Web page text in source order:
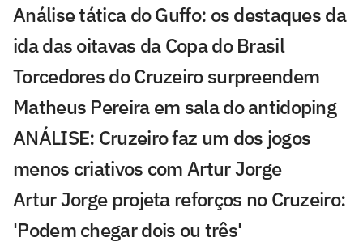
Análise tática do Guffo: os destaques da
ida das oitavas da Copa do Brasil
Torcedores do Cruzeiro surpreendem
Matheus Pereira em sala do antidoping
ANÁLISE: Cruzeiro faz um dos jogos
menos criativos com Artur Jorge
Artur Jorge projeta reforços no Cruzeiro:
'Podem chegar dois ou três'